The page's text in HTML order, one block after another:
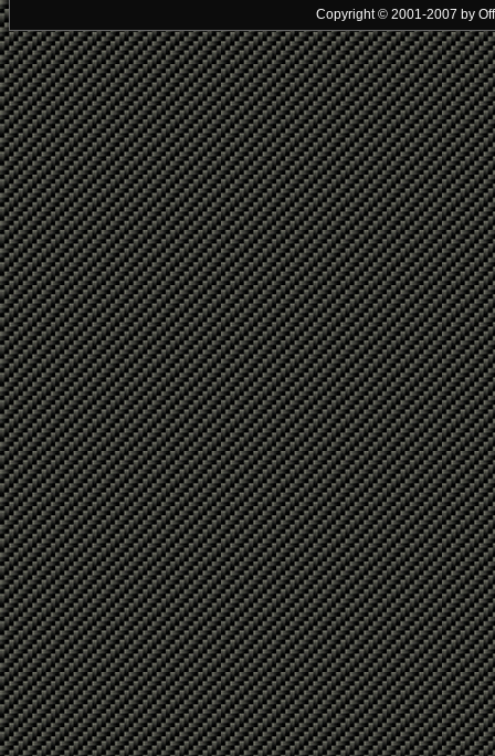
Copyright © 2001-2007 by